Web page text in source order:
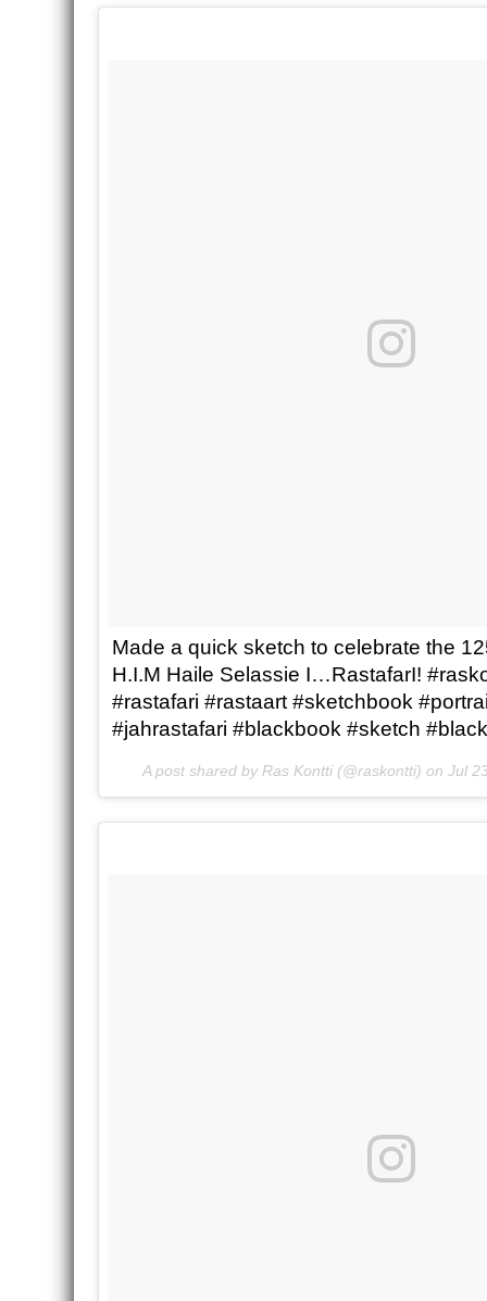
Made a quick sketch to celebrate the
H.I.M Haile Selassie I…RastafarI!
#rastafari #rastaart #sketchbook
#jahrastafari #blackbook #sketch
A post shared by Ras Kontti (@raskontti) on Jul